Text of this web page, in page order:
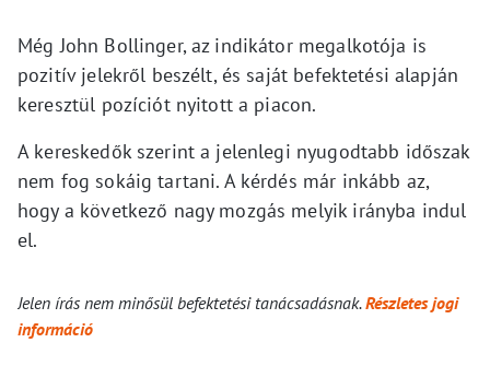
Még John Bollinger, az indikátor megalkotója is
pozitív jelekről beszélt, és saját befektetési alapján
keresztül pozíciót nyitott a piacon.
A kereskedők szerint a jelenlegi nyugodtabb időszak
nem fog sokáig tartani. A kérdés már inkább az,
hogy a következő nagy mozgás melyik irányba indul
el.
Jelen írás nem minősül befektetési tanácsadásnak.Részletes jogi
információ